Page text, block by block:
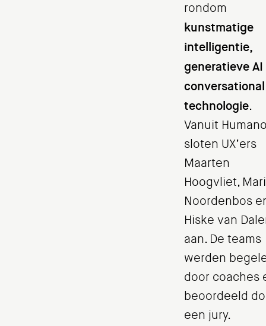
rondom
kunstmatige
intelligentie,
generatieve AI
conversational
technologie.
Vanuit
sloten UX’ers
Maarten
Hoogvliet,
Noordenbos
Hiske van
aan. De teams
werden
door coaches
beoordeeld
een jury.